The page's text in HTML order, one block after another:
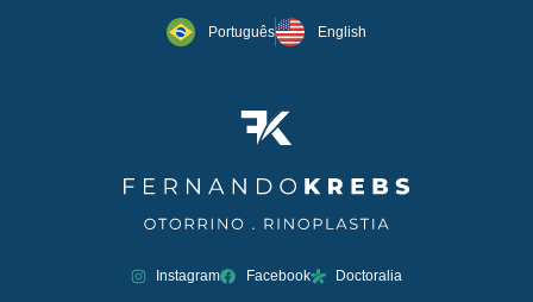
Português English
Instagram Facebook Doctoralia